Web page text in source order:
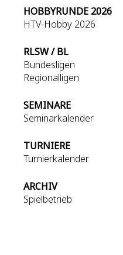
HOBBYRUNDE 2026
HTV-Hobby 2026
RLSW / BL
Bundesligen
Regionalligen
SEMINARE
Seminarkalender
TURNIERE
Turnierkalender
ARCHIV
Spielbetrieb